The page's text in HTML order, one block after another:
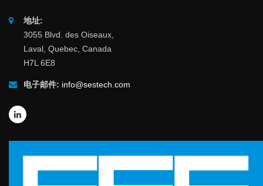
地址:
3055 Blvd. des Oiseaux,
Laval, Quebec, Canada
H7L 6E8
电子邮件: info@sestech.com